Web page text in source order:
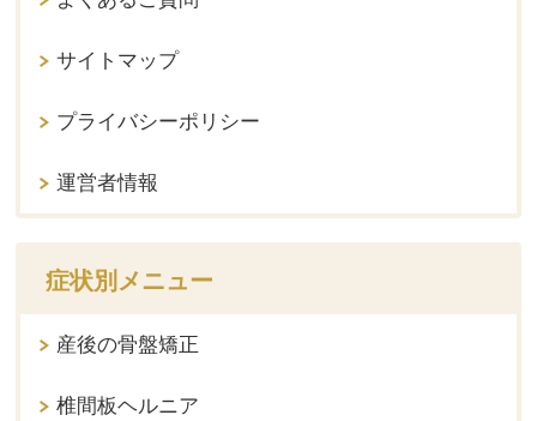
サイトマップ
プライバシーポリシー
運営者情報
症状別メニュー
産後の骨盤矯正
椎間板ヘルニア